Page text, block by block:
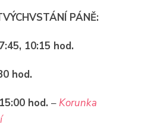
PÁNĚ:
7:45, 10:15 hod.
hod.
15:00 hod.– Korunka